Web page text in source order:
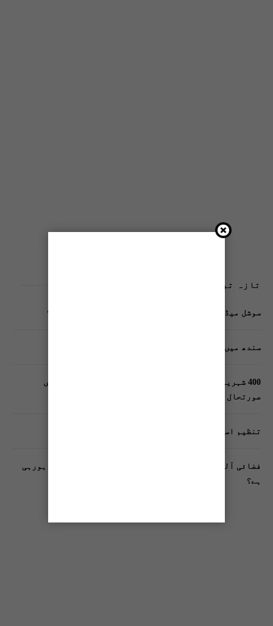
تازہ ترین پوسٹس
سوشل میڈیا پر وکڑی پوسٹ ڈیجیٹل شناخت کیلیے خطرہ؟
سندھ میں گاڑیوں کی انشورنس لازمی قرار
400 شہریوں کیلئے ایک پولیس اہلکار لازمی، کراچی میں
صورتحال کیا ہے؟
تنظیم اسلامی کے زیرِ اہتمام ملک گیر آگاہی مہم!
فضائی آلودگی انسانی دماغ کیلیے کیسے خطرناک ثابت ہورہی
ہے؟